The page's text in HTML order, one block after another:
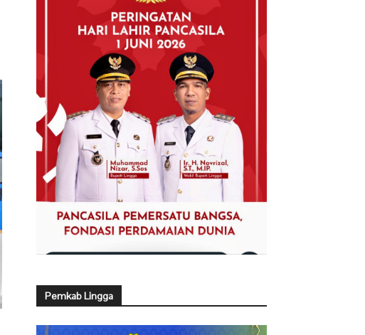
Pemkab Lingga